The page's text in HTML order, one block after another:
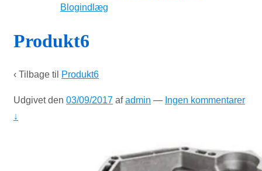
Blogindlæg
Produkt6
‹ Tilbage til Produkt6
Udgivet den 03/09/2017 afadmin — Ingen kommentarer
↓